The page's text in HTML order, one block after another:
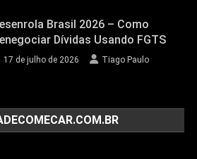
Brasil 2026 – Como
Dívidas Usando FGTS
17 de julho de 2026 Tiago Paulo